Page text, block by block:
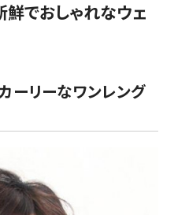
鮮でおしゃれなウェ
ーリーなワンレング